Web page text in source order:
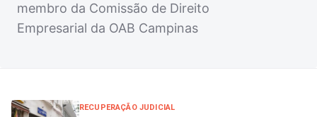
membro da Comissão de Direito
Empresarial da OAB Campinas
RECUPERAÇÃO JUDICIAL